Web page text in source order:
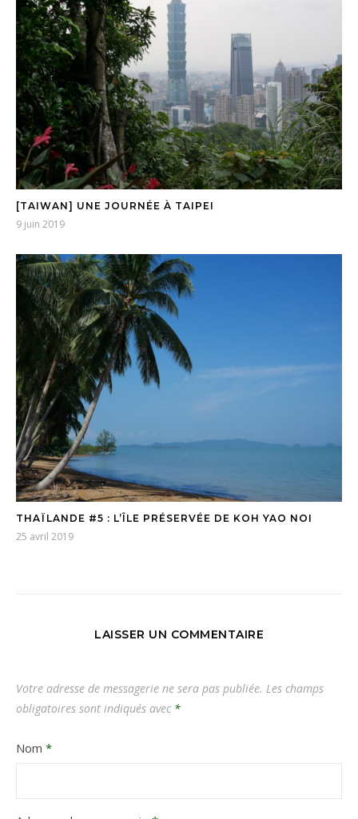
[TAIWAN] UNE JOURNÉE À TAIPEI
9 juin 2019
THAÏLANDE #5 : L’ÎLE PRÉSERVÉE DE KOH YAO NOI
25 avril 2019
LAISSER UN COMMENTAIRE
Votre adresse de messagerie ne sera pas publiée. Les champs
obligatoires sont indiqués avec *
Nom *